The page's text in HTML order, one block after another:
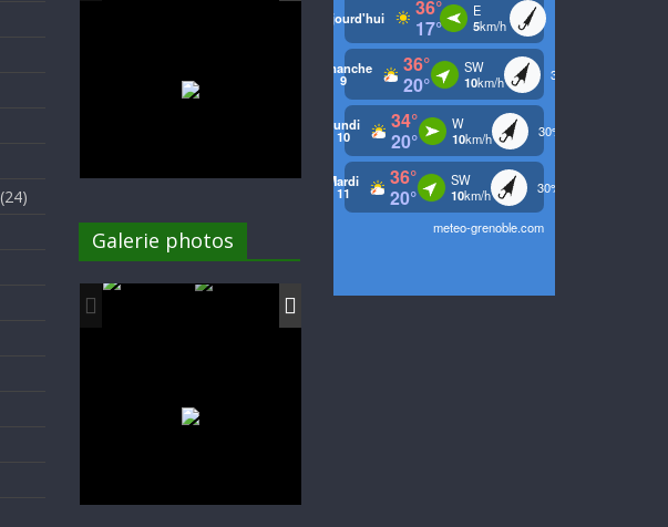
(24)
Galerie photos